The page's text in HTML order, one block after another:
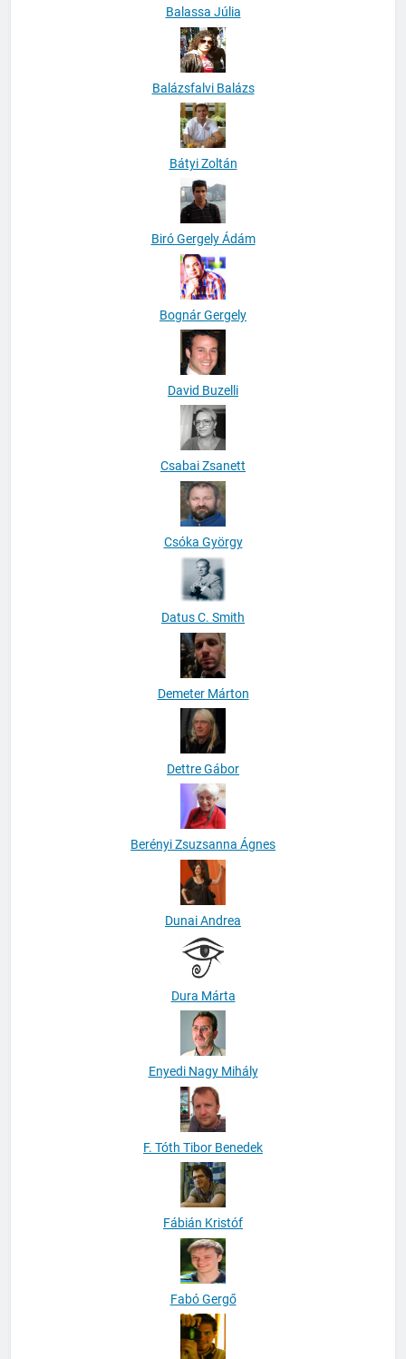
Balassa Júlia
Balázsfalvi Balázs
Bátyi Zoltán
Biró Gergely Ádám
Bognár Gergely
David Buzelli
Csabai Zsanett
Csóka György
Datus C. Smith
Demeter Márton
Dettre Gábor
Berényi Zsuzsanna Ágnes
Dunai Andrea
Dura Márta
Enyedi Nagy Mihály
F. Tóth Tibor Benedek
Fábián Kristóf
Fabó Gergő